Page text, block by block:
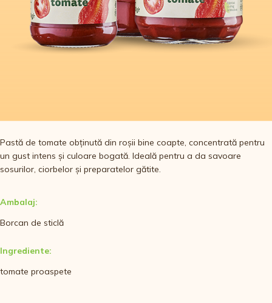
Pastă de tomate obținută din roșii bine coapte, concentrată pentru
un gust intens și culoare bogată. Ideală pentru a da savoare
sosurilor, ciorbelor și preparatelor gătite.
Ambalaj:
Borcan de sticlă
Ingrediente:
tomate proaspete